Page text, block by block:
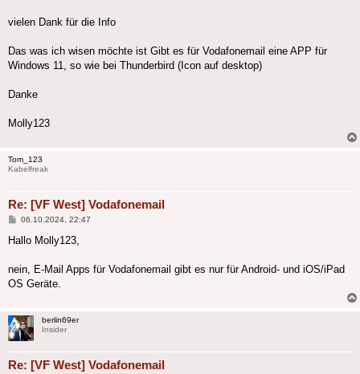
vielen Dank für die Info
Das was ich wisen möchte ist Gibt es für Vodafonemail eine APP für
Windows 11, so wie bei Thunderbird (Icon auf desktop)
Danke
Molly123
Tom_123
Kabelfreak
Re: [VF West] Vodafonemail
Beitrag
06.10.2024, 22:47
Hallo Molly123,
nein, E-Mail Apps für Vodafonemail gibt es nur für Android- und iOS/iPad
OS Geräte.
berlin69er
Insider
Re: [VF West] Vodafonemail